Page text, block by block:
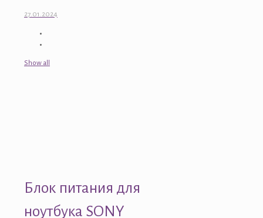
27.01.2024
Show all
Блок питания для
ноутбука SONY